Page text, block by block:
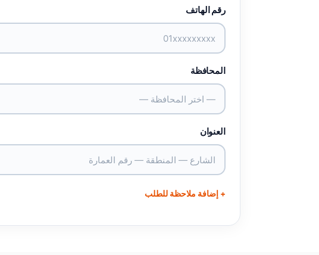
رقم الهاتف
المحافظة
— اختر المحافظة —
العنوان
+ إضافة ملاحظة للطلب